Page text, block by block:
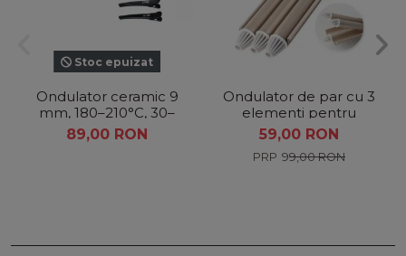
Stoc epuizat
Ondulator ceramic 9
mm, 180–210°C, 30–
50W, GW7648
89,00 RON
Ondulator de par cu 3
elementi pentru
bucle in valuri
59,00 RON
99,00 RON